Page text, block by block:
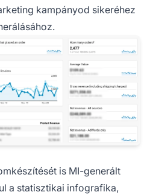
kampányod sikeréhez
is MI-generált
a statisztikai infografika,